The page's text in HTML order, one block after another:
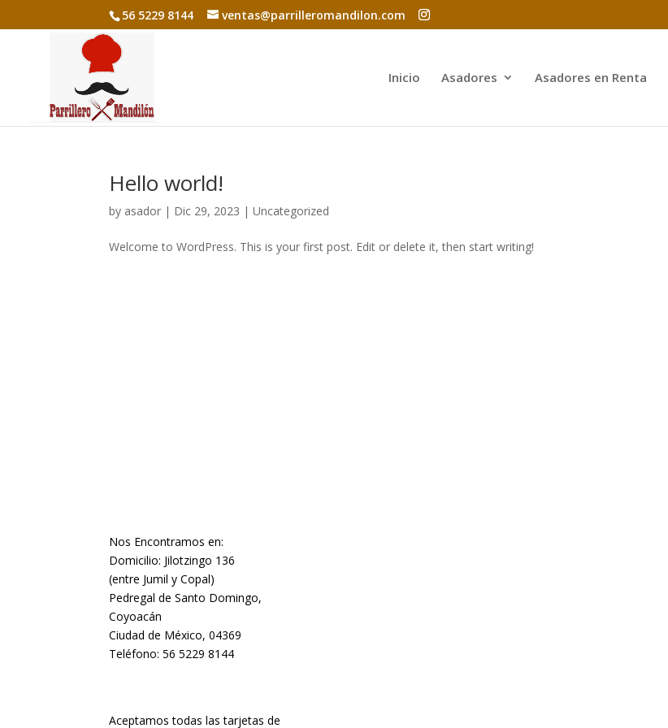
56 5229 8144 ventas@parrilleromandilon.com
Inicio Asadores Asadores en Renta
Hello world!
by asador | Dic 29, 2023 |Uncategorized
Welcome to WordPress. This is your first post. Edit or delete it, then start writing!
Nos Encontramos en:
Domicilio: Jilotzingo 136
(entre Jumil y Copal)
Pedregal de Santo Domingo,
Coyoacán
Ciudad de México, 04369
Teléfono: 56 5229 8144
Aceptamos todas las tarjetas de